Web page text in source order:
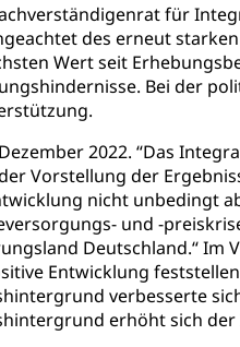
für
des erneut
Wert seit
Bei der
2022. “Das
Vorstellung der
nicht unbedingt
und -
Deutschland.“ Im
Entwicklung
verbesserte
erhöht sich der